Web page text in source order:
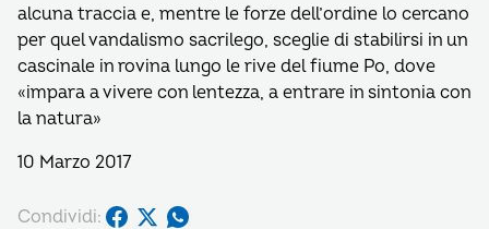
alcuna traccia e, mentre le forze dell’ordine lo cercano
per quel vandalismo sacrilego, sceglie di stabilirsi in un
cascinale in rovina lungo le rive del fiume Po, dove
«impara a vivere con lentezza, a entrare in sintonia con
la natura»
10 Marzo 2017
Condividi: